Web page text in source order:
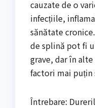
cauzate de o
infecțiile,
sănătate
de splină pot fi
grave, dar în
factori mai puțin
Întrebare: